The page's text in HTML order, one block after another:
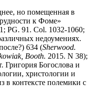
но помещенная в
к Фоме»
PG. 91. Col. 1032-1060;
недоумениях.
634 (Sherwood.
Booth. 2015. N 38);
Григория Богослова и
христологии и
в контексте полемики с